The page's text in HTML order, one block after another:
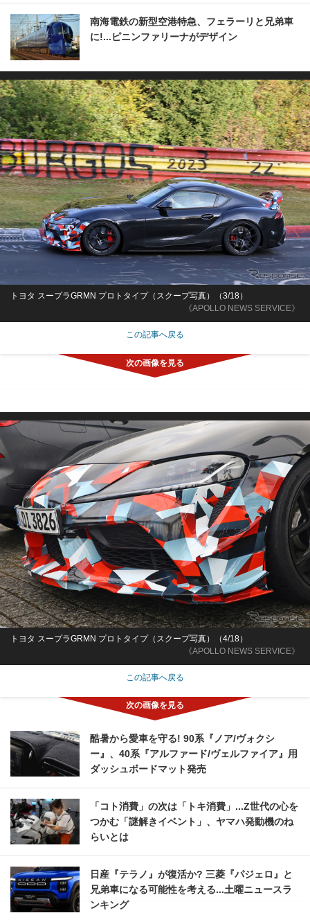
南海電鉄の新型空港特急、フェラーリと兄弟車
に!...ピニンファリーナがデザイン
《APOLLO NEWS SERVICE》
トヨタ スープラGRMN プロトタイプ（スクープ写真）（3/18）
この記事へ戻る
《APOLLO NEWS SERVICE》
トヨタ スープラGRMN プロトタイプ（スクープ写真）（4/18）
この記事へ戻る
酷暑から愛車を守る! 90系『ノア/ヴォクシ
ー』、40系『アルファード/ヴェルファイア』用
ダッシュボードマット発売
「コト消費」の次は「トキ消費」...Z世代の心を
つかむ「謎解きイベント」、ヤマハ発動機のね
らいとは
日産『テラノ』が復活か? 三菱『パジェロ』と
兄弟車になる可能性を考える...土曜ニュースラ
ンキング